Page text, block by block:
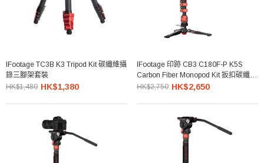
IFootage TC3B K3 Tripod Kit 碳纖維攝
錄三腳架套裝
HK$1,480 HK$1,380
IFootage 印跡 CB3 C180F-P K5S
Carbon Fiber Monopod Kit 扳扣碳纖維
獨腳架套裝
HK$2,750 HK$2,650